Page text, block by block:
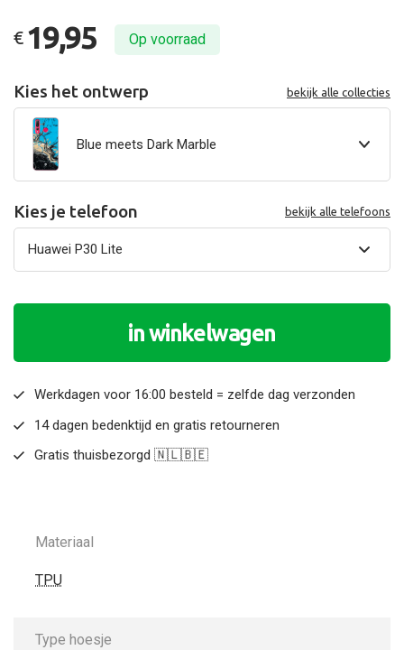
€ 19,95 Op voorraad
Kies het ontwerp bekijk alle collecties
Blue meets Dark Marble
Kies je telefoon bekijk alle telefoons
in winkelwagen
Werkdagen voor 16:00 besteld = zelfde dag verzonden
14 dagen bedenktijd en gratis retourneren
Gratis thuisbezorgd 🇳🇱🇧🇪
Materiaal
TPU
Type hoesje